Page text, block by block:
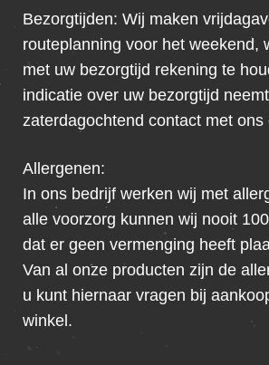
Bezorgtijden: Wij maken
routeplanning voor het weekend,
met uw bezorgtijd rekening te
indicatie over uw bezorgtijd
zaterdagochtend contact met ons
Allergenen:
In ons bedrijf werken wij met
alle voorzorg kunnen wij nooit
dat er geen vermenging heeft
Van al onze producten zijn de
u kunt hiernaar vragen bij
winkel.